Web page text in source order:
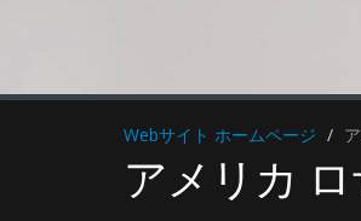
Webサイト ホームページ
アメリカ